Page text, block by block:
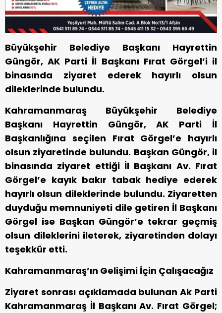
Büyükşehir Belediye Başkanı Hayrettin
Güngör, AK Parti İl Başkanı Fırat Görgel’i il
binasında ziyaret ederek hayırlı olsun
dileklerinde bulundu.
Kahramanmaraş Büyükşehir Belediye
Başkanı Hayrettin Güngör, AK Parti İl
Başkanlığına seçilen Fırat Görgel’e hayırlı
olsun ziyaretinde bulundu. Başkan Güngör, il
binasında ziyaret ettiği İl Başkanı Av. Fırat
Görgel’e kayık bakır tabak hediye ederek
hayırlı olsun dileklerinde bulundu. Ziyaretten
duyduğu memnuniyeti dile getiren İl Başkanı
Görgel ise Başkan Güngör’e tekrar geçmiş
olsun dileklerini ileterek, ziyaretinden dolayı
teşekkür etti.
Kahramanmaraş’ın Gelişimi İçin Çalışacağız
Ziyaret sonrası açıklamada bulunan Ak Parti
Kahramanmaraş İl Başkanı Av. Fırat Görgel;